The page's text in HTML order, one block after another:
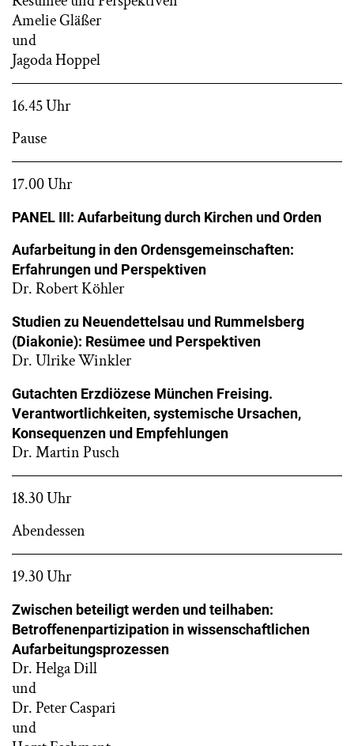
Amelie Gläßer
und
Jagoda Hoppel
16.45 Uhr
Pause
17.00 Uhr
PANEL III: Aufarbeitung durch Kirchen und Orden
Aufarbeitung in den Ordensgemeinschaften:
Erfahrungen und Perspektiven
Dr. Robert Köhler
Studien zu Neuendettelsau und Rummelsberg
(Diakonie): Resümee und Perspektiven
Dr. Ulrike Winkler
Gutachten Erzdiözese München Freising.
Verantwortlichkeiten, systemische Ursachen,
Konsequenzen und Empfehlungen
Dr. Martin Pusch
18.30 Uhr
Abendessen
19.30 Uhr
Zwischen beteiligt werden und teilhaben:
Betroffenenpartizipation in wissenschaftlichen
Aufarbeitungsprozessen
Dr. Helga Dill
und
Dr. Peter Caspari
und